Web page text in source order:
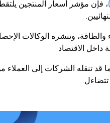
، فإن مؤشر أسعار المنتجين
وتنشره الوكالات
داخل الاقتصاد
قد تنقله الشركات إلى العملاء